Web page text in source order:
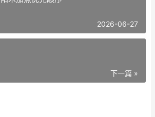
2026-06-27
下一篇 »